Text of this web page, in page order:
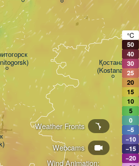
Wind Animation:
Webcams
Weather Fronts
Қостанай
(Kostanay)
°C
50
40
30
25
20
15
10
5
0
−5
−10
−15
−20